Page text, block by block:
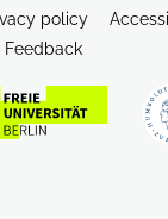
policy
Feedback